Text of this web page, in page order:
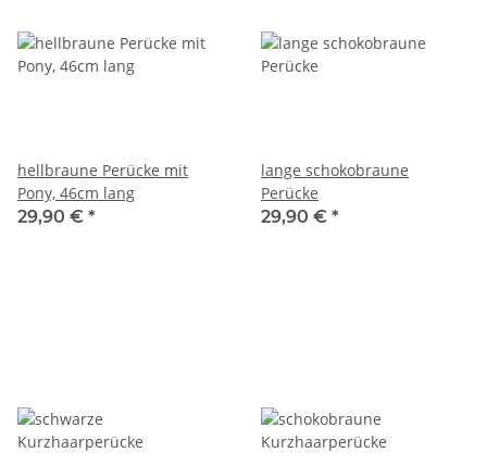
hellbraune Perücke mit
Pony, 46cm lang
29,90 € *
lange schokobraune
Perücke
29,90 € *